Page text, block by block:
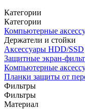
Категории
Категории
Компьютерные
Держатели и стойки
Аксессуары HDD/SSD
Защитные экран-
Компьютерные
Планки защиты от
Фильтры
Фильтры
Материал